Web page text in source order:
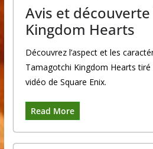
Avis et
Kingdom Hearts
Découvrez l’aspect et les
Tamagotchi Kingdom Hearts tiré
vidéo de Square Enix.
Read More